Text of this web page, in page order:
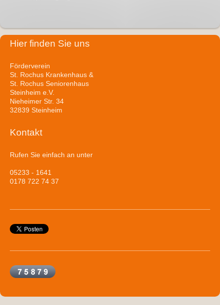
Hier finden Sie uns
Förderverein
St. Rochus Krankenhaus &
St. Rochus Seniorenhaus
Steinheim e.V.
Nieheimer Str. 34
32839 Steinheim
Kontakt
Rufen Sie einfach an unter
05233 - 1641
0178 722 74 37